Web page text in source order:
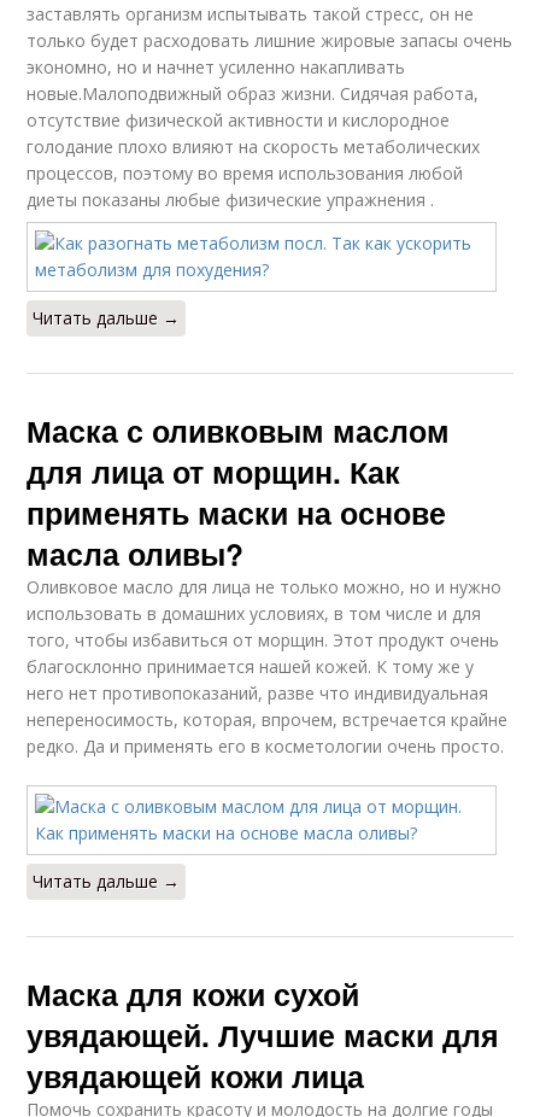
заставлять организм испытывать такой стресс, он не
только будет расходовать лишние жировые запасы очень
экономно, но и начнет усиленно накапливать
новые.Малоподвижный образ жизни. Сидячая работа,
отсутствие физической активности и кислородное
голодание плохо влияют на скорость метаболических
процессов, поэтому во время использования любой
диеты показаны любые физические упражнения .
Читать дальше →
Маска с оливковым маслом
для лица от морщин. Как
применять маски на основе
масла оливы?
Оливковое масло для лица не только можно, но и нужно
использовать в домашних условиях, в том числе и для
того, чтобы избавиться от морщин. Этот продукт очень
благосклонно принимается нашей кожей. К тому же у
него нет противопоказаний, разве что индивидуальная
непереносимость, которая, впрочем, встречается крайне
редко. Да и применять его в косметологии очень просто.
Читать дальше →
Маска для кожи сухой
увядающей. Лучшие маски для
увядающей кожи лица
Помочь сохранить красоту и молодость на долгие годы